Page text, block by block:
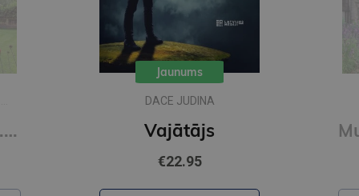
Muižas mistērija. Vakara detektīvs
Jaunums
DACE JUDINA
Vajātājs
€22.95